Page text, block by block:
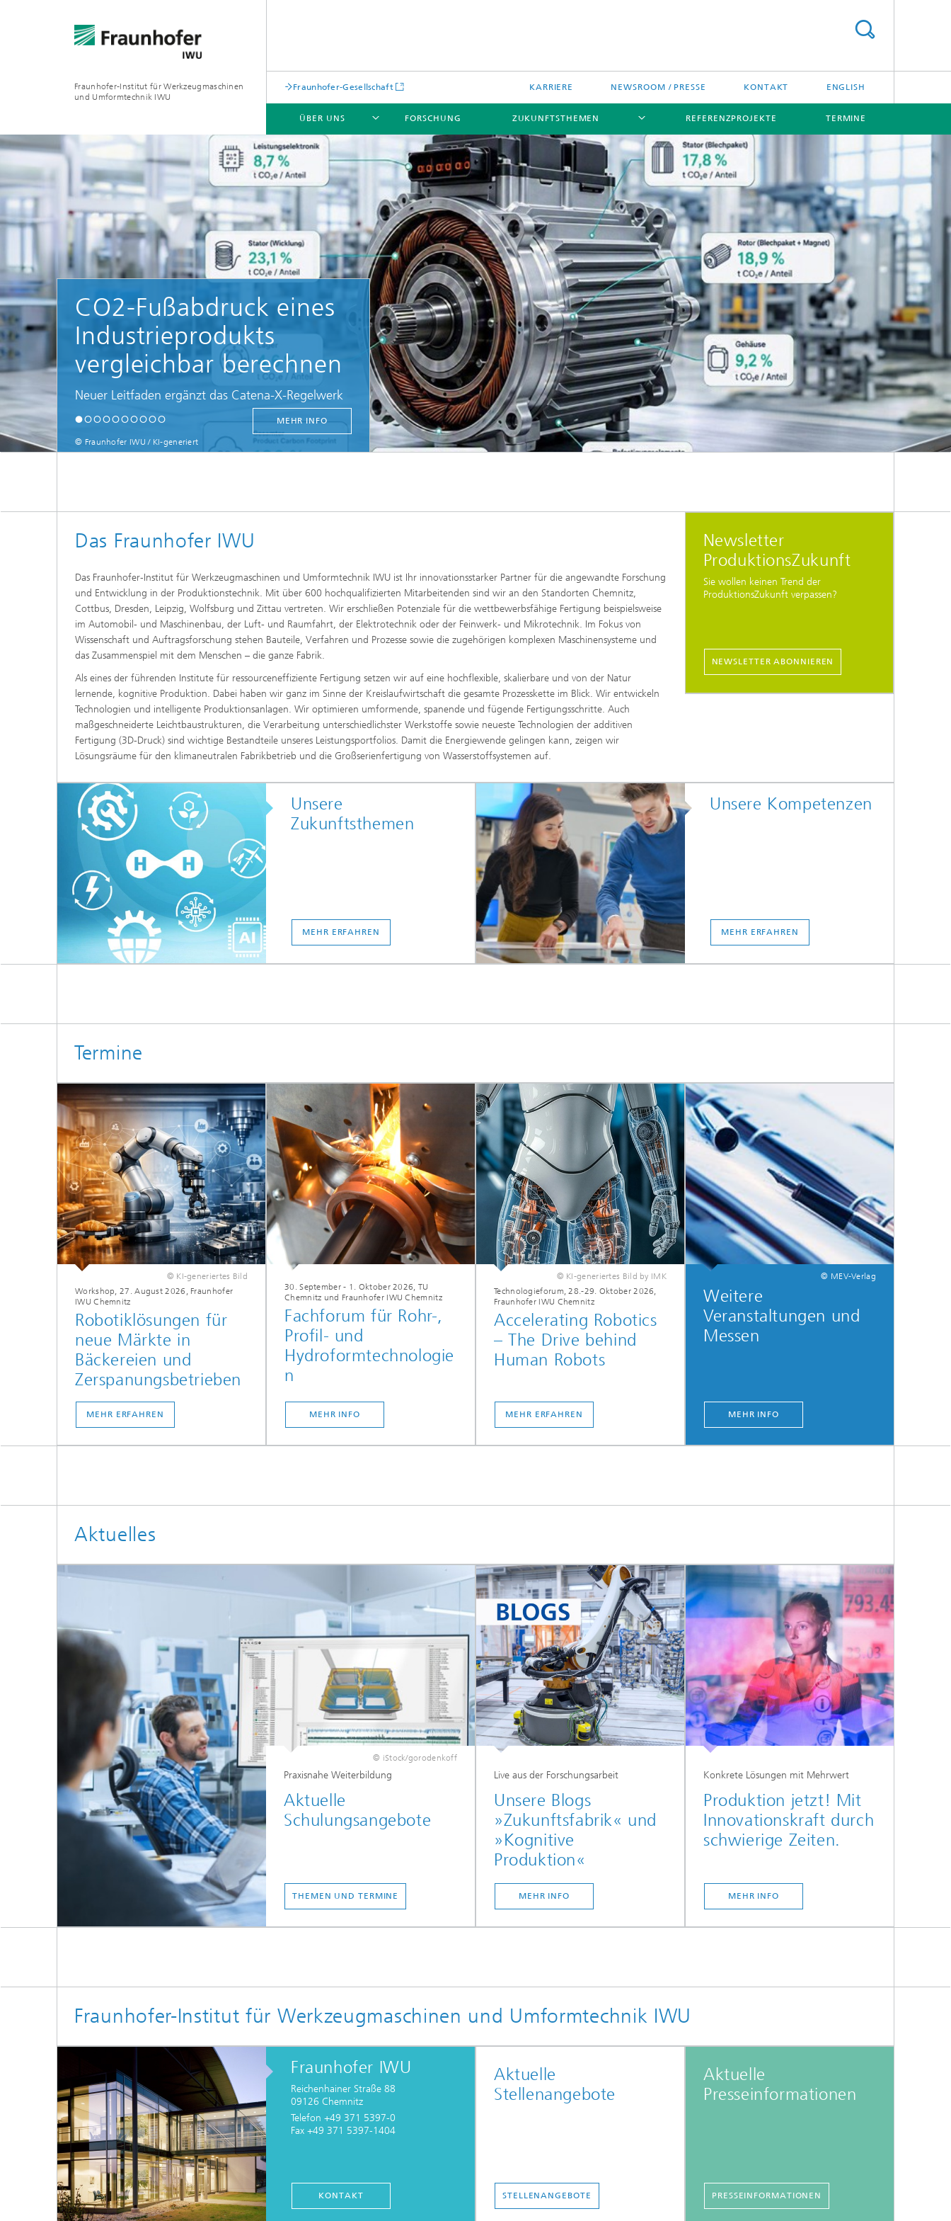
Fraunhofer-Institut für Werkzeugmaschinen
und Umformtechnik IWU
Fraunhofer-Gesellschaft KARRIERE NEWSROOM / PRESSE KONTAKT ENGLISH
ÜBER UNS
[X]
ÜBER UNS
FORSCHUNG ZUKUNFTSTHEMEN
[X]
ZUKUNFTSTHEMEN
REFERENZPROJEKTE TERMINE
CO2-Fußabdruck eines
Industrieprodukts
vergleichbar berechnen
Neuer Leitfaden ergänzt das Catena-X-Regelwerk
MEHR INFO
© Fraunhofer IWU / KI-generiert
Das Fraunhofer IWU
Das Fraunhofer-Institut für Werkzeugmaschinen und Umformtechnik IWU ist Ihr innovationsstarker Partner für die angewandte Forschung
und Entwicklung in der Produktionstechnik. Mit über 600 hochqualifizierten Mitarbeitenden sind wir an den Standorten Chemnitz,
Cottbus, Dresden, Leipzig, Wolfsburg und Zittau vertreten. Wir erschließen Potenziale für die wettbewerbsfähige Fertigung beispielsweise
im Automobil- und Maschinenbau, der Luft- und Raumfahrt, der Elektrotechnik oder der Feinwerk- und Mikrotechnik. Im Fokus von
Wissenschaft und Auftragsforschung stehen Bauteile, Verfahren und Prozesse sowie die zugehörigen komplexen Maschinensysteme und
das Zusammenspiel mit dem Menschen – die ganze Fabrik.
Als eines der führenden Institute für ressourceneffiziente Fertigung setzen wir auf eine hochflexible, skalierbare und von der Natur
lernende, kognitive Produktion. Dabei haben wir ganz im Sinne der Kreislaufwirtschaft die gesamte Prozesskette im Blick. Wir entwickeln
Technologien und intelligente Produktionsanlagen. Wir optimieren umformende, spanende und fügende Fertigungsschritte. Auch
maßgeschneiderte Leichtbaustrukturen, die Verarbeitung unterschiedlichster Werkstoffe sowie neueste Technologien der additiven
Fertigung (3D-Druck) sind wichtige Bestandteile unseres Leistungsportfolios. Damit die Energiewende gelingen kann, zeigen wir
Lösungsräume für den klimaneutralen Fabrikbetrieb und die Großserienfertigung von Wasserstoffsystemen auf.
Newsletter
ProduktionsZukunft
Sie wollen keinen Trend der
ProduktionsZukunft verpassen?
NEWSLETTER ABONNIEREN
Unsere
Zukunftsthemen
MEHR ERFAHREN
Unsere Kompetenzen
MEHR ERFAHREN
Termine
© KI-generiertes Bild
Workshop, 27. August 2026, Fraunhofer
IWU Chemnitz
Robotiklösungen für
neue Märkte in
Bäckereien und
Zerspanungsbetrieben
MEHR ERFAHREN
30. September - 1. Oktober 2026, TU
Chemnitz und Fraunhofer IWU Chemnitz
Fachforum für Rohr-,
Profil- und
Hydroformtechnologie
n
MEHR INFO
© KI-generiertes Bild by IMK
Technologieforum, 28.-29. Oktober 2026,
Fraunhofer IWU Chemnitz
Accelerating Robotics
– The Drive behind
Human Robots
MEHR ERFAHREN
© MEV-Verlag
Weitere
Veranstaltungen und
Messen
MEHR INFO
Aktuelles
© iStock/gorodenkoff
Praxisnahe Weiterbildung
Aktuelle
Schulungsangebote
THEMEN UND TERMINE
Live aus der Forschungsarbeit
Unsere Blogs
»Zukunftsfabrik« und
»Kognitive
Produktion«
MEHR INFO
Konkrete Lösungen mit Mehrwert
Produktion jetzt! Mit
Innovationskraft durch
schwierige Zeiten.
MEHR INFO
Fraunhofer-Institut für Werkzeugmaschinen und Umformtechnik IWU
Fraunhofer IWU
Reichenhainer Straße 88
09126 Chemnitz
Telefon +49 371 5397-0
Fax +49 371 5397-1404
KONTAKT
Aktuelle
Stellenangebote
STELLENANGEBOTE
Aktuelle
Presseinformationen
PRESSEINFORMATIONEN